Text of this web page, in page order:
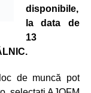
disponibile,
la data de
13
de muncă pot